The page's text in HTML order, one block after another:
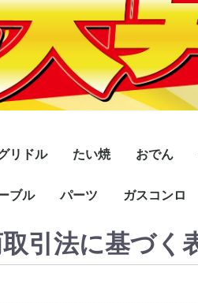
リドル
上用スタンダード
足スタンダード
レス鉄板 フッ素
上用引出付
足組立式
上用温度調節機能付
足温度調節機能付
厚シリーズ
ック排気式
たい焼
大たい6匹
子たい6匹
ミニたい24匹
おでん
直火式自
直火式マ
湯煎式自
湯煎式マ
ブル
脚 スチ
黒プレス鉄板(Pタイ
プ)
黒平鉄板(Hタイプ)
ラインミガキプレス
板(PMタイプ)
ラインミガキ平(HM
イプ)
脚 木製
黒プレス鉄板(Pタイ
プ)
黒平鉄板(Hタイプ)
ラインミガキプレス
板(PMタイプ)
ラインミガキ平(HM
イプ)
脚 木製
黒プレス鉄板(Pタイ
プ)
黒平鉄板(Hタイプ)
ラインミガキプレス
板(PMタイプ)
ラインミガキ平(HM
イプ)
脚 スチ
黒プレス鉄板(Pタイ
プ)
黒平鉄板(Hタイプ)
ラインミガキプレス
板(PMタイプ)
ラインミガキ平(HM
イプ)
脚 木製
黒プレス鉄板(Pタイ
プ)
黒平鉄板(Hタイプ)
ラインミガキプレス
板(PMタイプ)
ラインミガキ平(HM
イプ)
脚 木
様
黒プレス鉄板(Pタイ
プ)
黒平鉄板(Hタイプ)
ラインミガキプレス
板(PMタイプ)
ラインミガキ平(HM
イプ)
パーツ
グリドル
たこ焼
ガスコンロ
ガスコンロ
１重コンロ
2重コンロ
3重コンロ
4重コンロ
ハイカロリー
リードバー
リングバー
引法に基づく